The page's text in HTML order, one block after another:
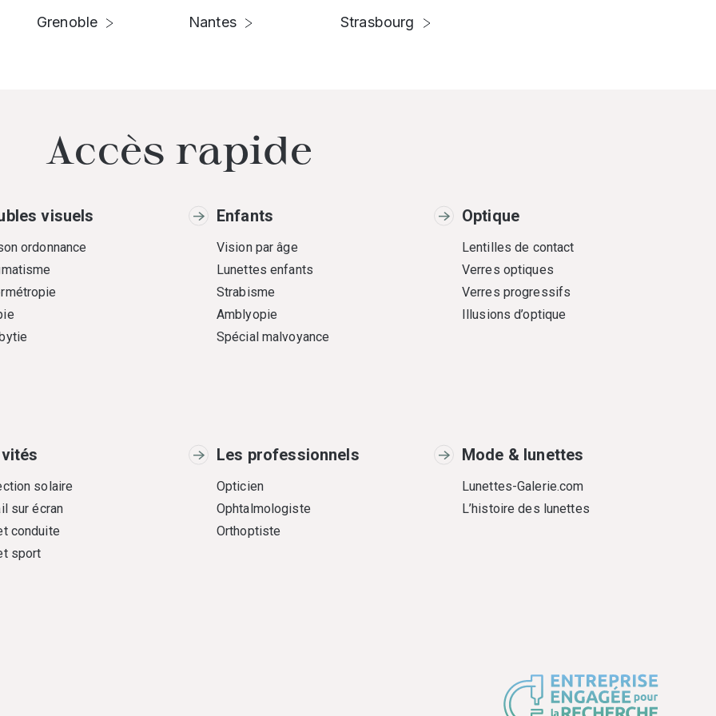
Grenoble Nantes Strasbourg
Accès rapide
visuels
ordonnance
Enfants
Vision par âge
Lunettes enfants
Strabisme
Amblyopie
Spécial malvoyance
Optique
Lentilles de contact
Verres optiques
Verres progressifs
Illusions d’optique
solaire
sur écran
conduite
sport
Les professionnels
Opticien
Ophtalmologiste
Orthoptiste
Mode & lunettes
Lunettes-Galerie.com
L’histoire des lunettes